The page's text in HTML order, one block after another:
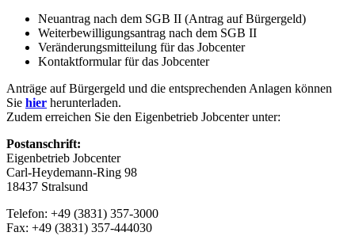
Neuantrag nach dem SGB II (Antrag auf Bürgergeld)
Weiterbewilligungsantrag nach dem SGB II
Veränderungsmitteilung für das Jobcenter
Kontaktformular für das Jobcenter
Anträge auf Bürgergeld und die entsprechenden Anlagen können
Sie hier herunterladen.
Zudem erreichen Sie den Eigenbetrieb Jobcenter unter:
Postanschrift:
Eigenbetrieb Jobcenter
Carl-Heydemann-Ring 98
18437 Stralsund
Telefon: +49 (3831) 357-3000
Fax: +49 (3831) 357-444030